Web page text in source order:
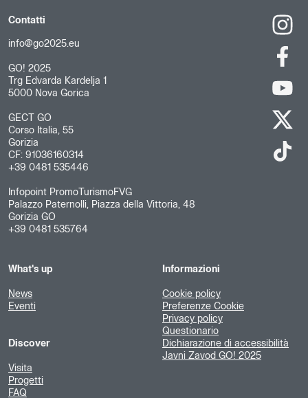
Contatti
info@go2025.eu
GO! 2025
Trg Edvarda Kardelja 1
5000 Nova Gorica
GECT GO
Corso Italia, 55
Gorizia
CF: 91036160314
+39 0481 535446
Infopoint PromoTurismoFVG
Palazzo Paternolli, Piazza della Vittoria, 48
Gorizia GO
+39 0481 535764
What's up
News
Eventi
Discover
Visita
Progetti
FAQ
Informazioni
Cookie policy
Preferenze Cookie
Privacy policy
Questionario
Dichiarazione di accessibilità
Javni Zavod GO! 2025